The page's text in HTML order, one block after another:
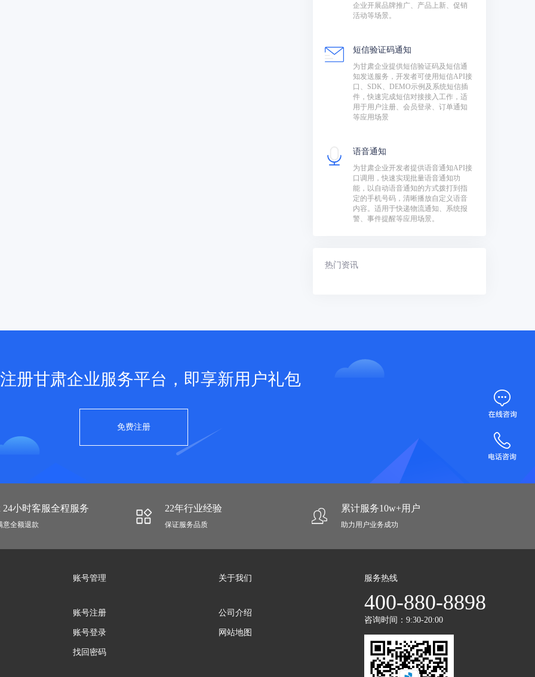
企业开展品牌推广、产品上新、促销
活动等场景。
短信验证码通知
为甘肃企业提供短信验证码及短信通
知发送服务，开发者可使用短信API接
口、SDK、DEMO示例及系统短信插
件，快速完成短信对接接入工作，适
用于用户注册、会员登录、订单通知
等应用场景
语音通知
为甘肃企业开发者提供语音通知API接
口调用，快速实现批量语音通知功
能，以自动语音通知的方式拨打到指
定的手机号码，清晰播放自定义语音
内容。适用于快递物流通知、系统报
警、事件提醒等应用场景。
热门资讯
册甘肃企业服务平台，即享新用户礼包
免费注册
24小时客服全程服务
意全额退款
22年行业经验
保证服务品质
累计服务10w+用户
助力用户业务成功
账号管理
账号注册
账号登录
找回密码
关于我们
公司介绍
网站地图
服务热线
400-880-8898
咨询时间：9:30-20:00